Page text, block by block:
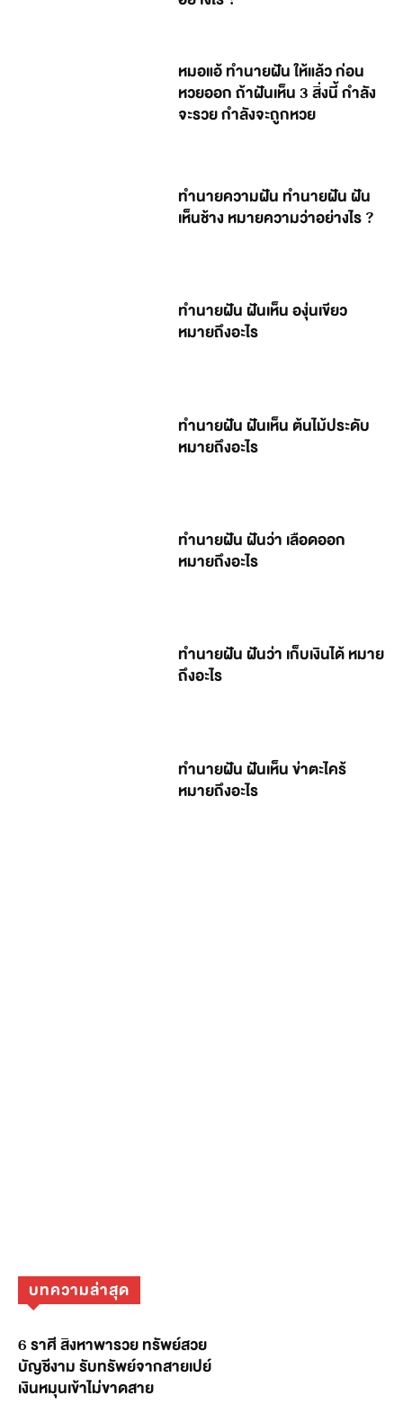
หมอแอ้ ทำนายฝัน ให้แล้ว ก่อน
หวยออก ถ้าฝันเห็น 3 สิ่งนี้ กำลัง
จะรวย กำลังจะถูกหวย
ทำนายความฝัน ทำนายฝัน ฝัน
เห็นช้าง หมายความว่าอย่างไร ?
ทำนายฝัน ฝันเห็น องุ่นเขียว
หมายถึงอะไร
ทำนายฝัน ฝันเห็น ต้นไม้ประดับ
หมายถึงอะไร
ทำนายฝัน ฝันว่า เลือดออก
หมายถึงอะไร
ทำนายฝัน ฝันว่า เก็บเงินได้ หมาย
ถึงอะไร
ทำนายฝัน ฝันเห็น ข่าตะไคร้
หมายถึงอะไร
บทความล่าสุด
6 ราศี สิงหาพารวย ทรัพย์สวย
บัญชีงาม รับทรัพย์จากสายเปย์
เงินหมุนเข้าไม่ขาดสาย